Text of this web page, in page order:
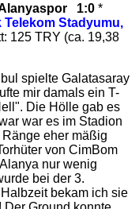
Alanyaspor 1:0 *
Telekom Stadyumu,
125 TRY (ca. 19,38
spielte Galatasaray
mir damals ein T-
Die Hölle gab es
war es im Stadion
eher mäßig
von CimBom
nur wenig
bei der 3.
bekam ich sie